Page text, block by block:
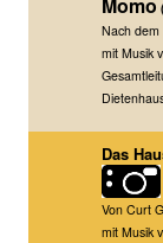
Nach dem
mit Musik
Das
Von Curt
mit Musik